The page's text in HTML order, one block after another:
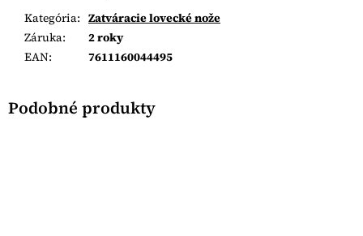
Kategória: Zatváracie lovecké nože
Záruka:
2 roky
EAN: 7611160044495